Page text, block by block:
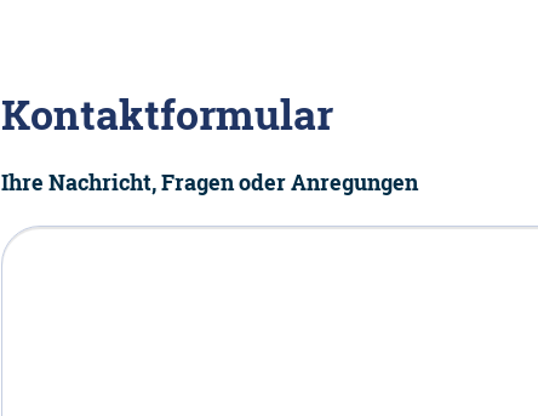
Kontaktformular
Ihre Nachricht, Fragen oder Anregungen